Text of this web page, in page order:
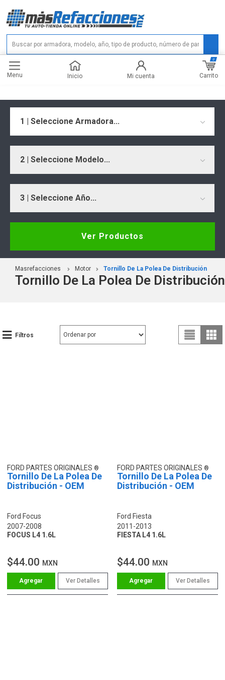
Menu Inicio Mi cuenta Carrito
0
1 | Seleccione Armadora...
2 | Seleccione Modelo...
3 | Seleccione Año...
Ver Productos
Masrefacciones Motor Tornillo De La Polea De Distribución
Tornillo De La Polea De Distribución
Filtros
FORD PARTES ORIGINALES
Tornillo De La Polea De
Distribución - OEM
Ford Focus
2007-2008
FOCUS L4 1.6L
$44.00 MXN
Ver Detalles
FORD PARTES ORIGINALES
Tornillo De La Polea De
Distribución - OEM
Ford Fiesta
2011-2013
FIESTA L4 1.6L
$44.00 MXN
Ver Detalles